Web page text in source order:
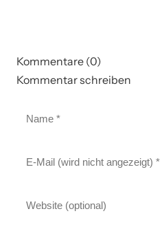
Kommentare (0)
Kommentar schreiben